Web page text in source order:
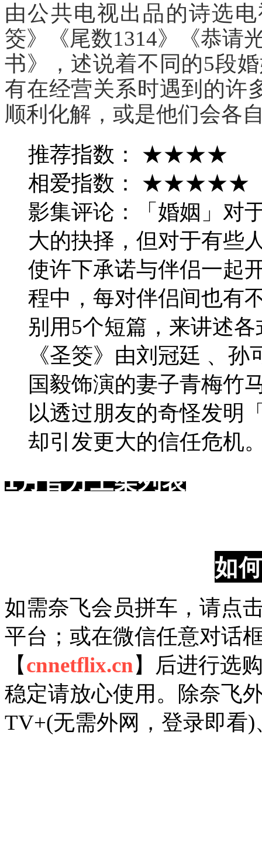
由公共电视出品的诗选
筊》《尾数1314》《恭请
书》，述说着不同的5段
有在经营关系时遇到的许
顺利化解，或是他们会各
推荐指数： ★★★★
相爱指数： ★★★★★
影集评论：「婚姻」对
大的抉择，但对于有些
使许下承诺与伴侣一起
程中，每对伴侣间也有
别用5个短篇，来讲述
《圣筊》由刘冠廷 、
国毅饰演的妻子青梅竹
以透过朋友的奇怪发明
却引发更大的信任危机
1月官方上架列表
如
如需奈飞会员拼车，请点
平台；或在微信任意对话
【cnnetflix.cn】后进行选
稳定请放心使用。除奈飞
TV+(无需外网， 登录即看)